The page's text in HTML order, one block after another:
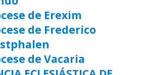
de Erexim
de Frederico
de Vacaria